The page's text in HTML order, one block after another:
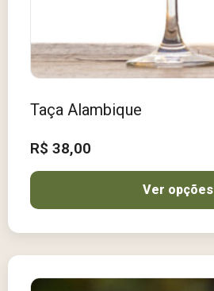
Taça Alambique
R$ 38,00
Ver opções